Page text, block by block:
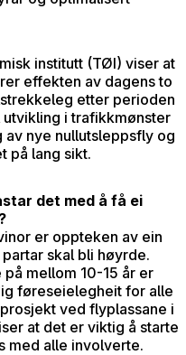
institutt (TØI) viser at
effekten av dagens to
etter perioden
i trafikkmønster
nye nullutsleppsfly og
på lang sikt.
det med å få ei
er oppteken av ein
skal bli høyrde.
mellom 10-15 år er
føreseielegheit for alle
ved flyplassane i
at det er viktig å starte
med alle involverte.